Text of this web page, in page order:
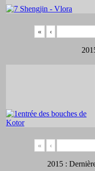
« ‹
« ‹
2015 :